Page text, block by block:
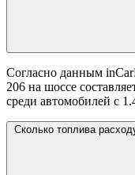
Согласно данным
206 на шоссе
среди автомобилей с
Сколько топлива